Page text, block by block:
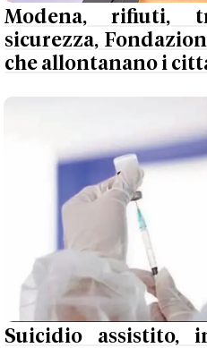
Modena, rifiuti,
sicurezza,
che allontanano i
Suicidio assistito,